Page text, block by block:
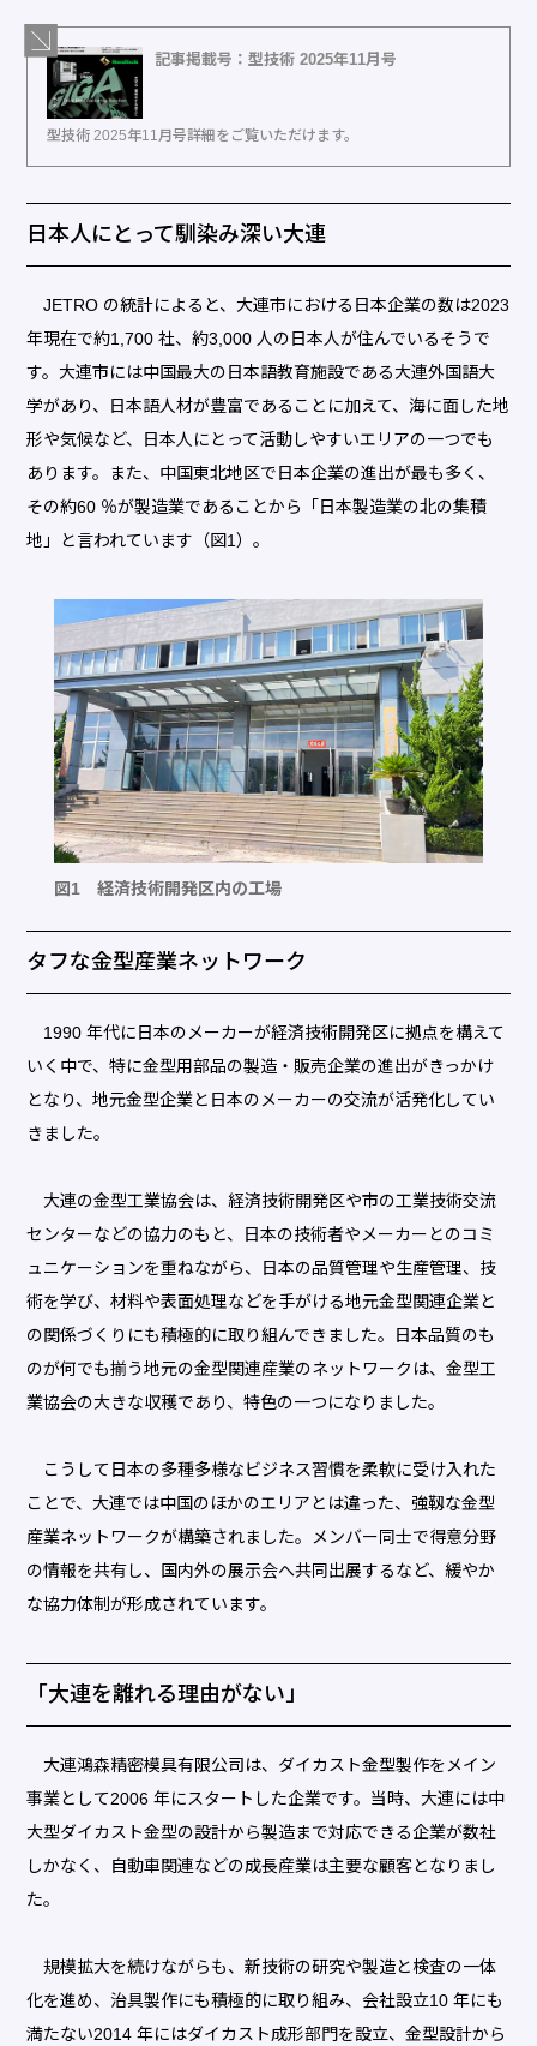
記事掲載号：型技術 2025年11月号
型技術 2025年11月号詳細をご覧いただけます。
日本人にとって馴染み深い大連
JETRO の統計によると、大連市における日本企業の数は2023
年現在で約1,700 社、約3,000 人の日本人が住んでいるそうで
す。大連市には中国最大の日本語教育施設である大連外国語大
学があり、日本語人材が豊富であることに加えて、海に面した地
形や気候など、日本人にとって活動しやすいエリアの一つでも
あります。また、中国東北地区で日本企業の進出が最も多く、
その約60 ％が製造業であることから「日本製造業の北の集積
地」と言われています（図1）。
図1 経済技術開発区内の工場
タフな金型産業ネットワーク
1990 年代に日本のメーカーが経済技術開発区に拠点を構えて
いく中で、特に金型用部品の製造・販売企業の進出がきっかけ
となり、地元金型企業と日本のメーカーの交流が活発化してい
きました。
大連の金型工業協会は、経済技術開発区や市の工業技術交流
センターなどの協力のもと、日本の技術者やメーカーとのコミ
ュニケーションを重ねながら、日本の品質管理や生産管理、技
術を学び、材料や表面処理などを手がける地元金型関連企業と
の関係づくりにも積極的に取り組んできました。日本品質のも
のが何でも揃う地元の金型関連産業のネットワークは、金型工
業協会の大きな収穫であり、特色の一つになりました。
こうして日本の多種多様なビジネス習慣を柔軟に受け入れた
ことで、大連では中国のほかのエリアとは違った、強靱な金型
産業ネットワークが構築されました。メンバー同士で得意分野
の情報を共有し、国内外の展示会へ共同出展するなど、緩やか
な協力体制が形成されています。
「大連を離れる理由がない」
大連鴻森精密模具有限公司は、ダイカスト金型製作をメイン
事業として2006 年にスタートした企業です。当時、大連には中
大型ダイカスト金型の設計から製造まで対応できる企業が数社
しかなく、自動車関連などの成長産業は主要な顧客となりまし
た。
規模拡大を続けながらも、新技術の研究や製造と検査の一体
化を進め、治具製作にも積極的に取り組み、会社設立10 年にも
満たない2014 年にはダイカスト成形部門を設立、金型設計から